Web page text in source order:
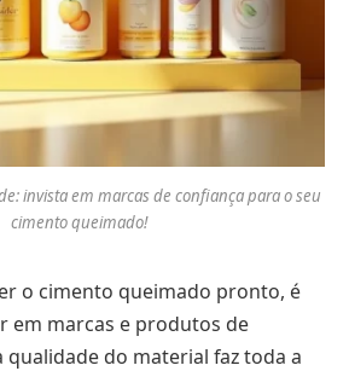
invista em marcas de confiança para o seu
cimento queimado!
o cimento queimado pronto, é
em marcas e produtos de
qualidade do material faz toda a